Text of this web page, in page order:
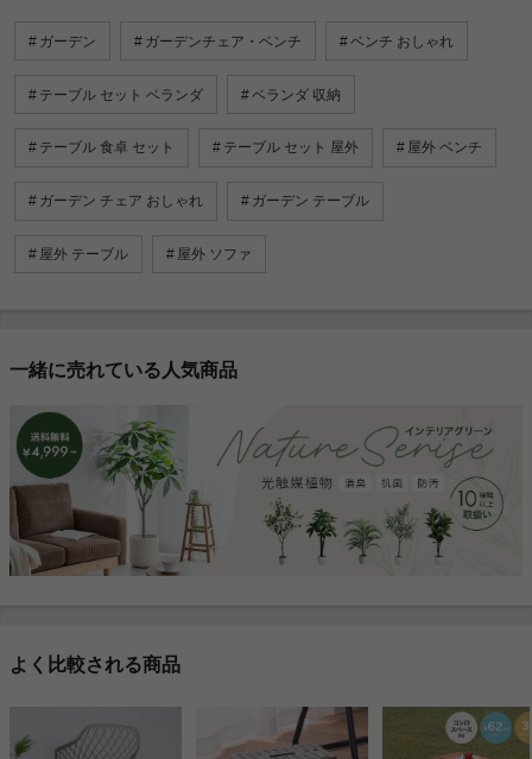
ガーデン ガーデンチェア・ベンチ ベンチ おしゃれ
テーブル セット ベランダ ベランダ 収納
テーブル 食卓 セット テーブル セット 屋外 屋外 ベンチ
ガーデン チェア おしゃれ ガーデン テーブル
屋外 テーブル 屋外 ソファ
一緒に売れている人気商品
よく比較される商品